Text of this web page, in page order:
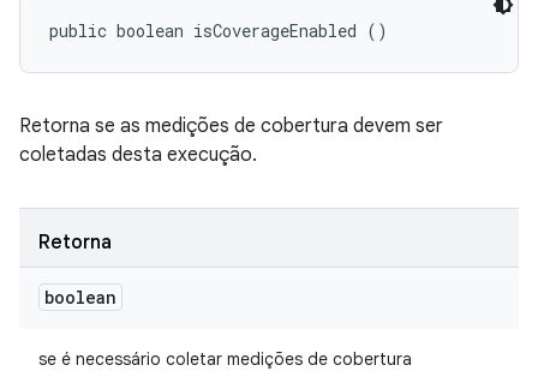
public boolean isCoverageEnabled ()
Retorna se as medições de cobertura devem ser
coletadas desta execução.
Retorna
boolean
se é necessário coletar medições de cobertura